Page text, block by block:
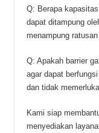
Q: Berapa
dapat ditampung
menampung
Q: Apakah barrier
agar dapat
dan tidak
Kami siap
menyediakan